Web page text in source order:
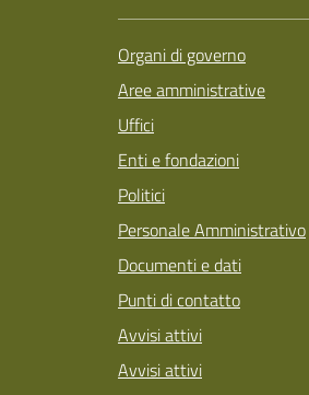
Organi di governo
Aree amministrative
Uffici
Enti e fondazioni
Politici
Personale Amministrativo
Documenti e dati
Punti di contatto
Avvisi attivi
Avvisi attivi